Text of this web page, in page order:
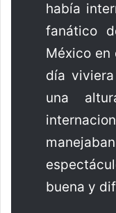
había
fanático
México en
día
una
buena y